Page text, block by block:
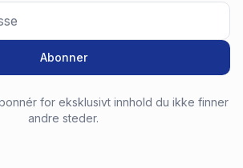
Abonner
for eksklusivt innhold du ikke finner
andre steder.